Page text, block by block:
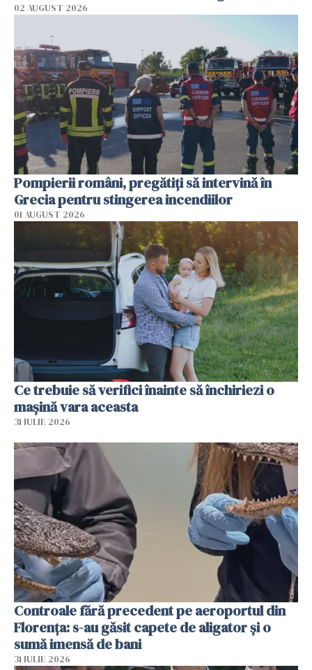
02 AUGUST 2026
Pompierii români, pregătiţi să intervină în
Grecia pentru stingerea incendiilor
01 AUGUST 2026
Ce trebuie să verifici înainte să închiriezi o
mașină vara aceasta
31 IULIE 2026
Controale fără precedent pe aeroportul din
Florența: s-au găsit capete de aligator și o
sumă imensă de bani
31 IULIE 2026